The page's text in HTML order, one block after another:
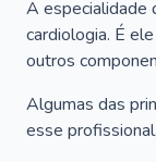
A especialidade
cardiologia. É
outros
Algumas das
esse